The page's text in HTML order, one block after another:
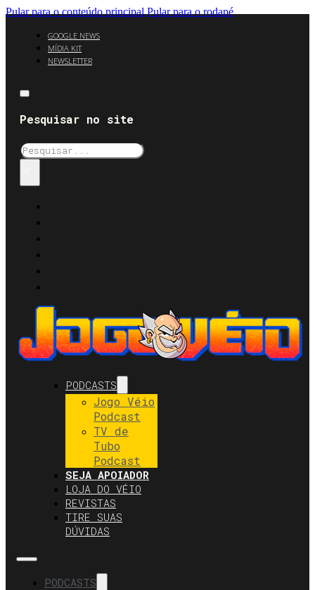
Pular para o conteúdo principal Pular para o rodapé
GOOGLE NEWS
MÍDIA KIT
NEWSLETTER
Pesquisar no site
Pesquisar
PODCASTS
Jogo Véio
Podcast
TV de
Tubo
Podcast
SEJA APOIADOR
LOJA DO VÉIO
REVISTAS
TIRE SUAS
DÚVIDAS
PODCASTS